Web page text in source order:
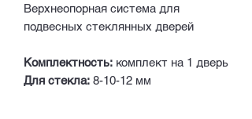
Верхнеопорная система для
подвесных стеклянных дверей
Комплектность: комплект на 1 дверь
Для стекла: 8-10-12 мм